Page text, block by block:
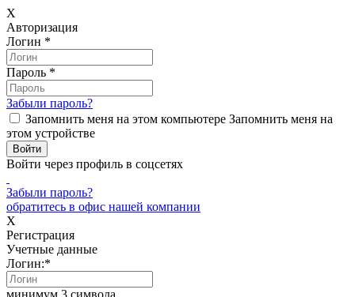
X
Авторизация
Логин *
Пароль *
Забыли пароль?
Запомнить меня на этом компьютере Запомнить меня на
этом устройстве
Войти через профиль в соцсетях
Забыли пароль?
обратитесь в офис нашей компании
X
Регистрация
Учетные данные
Логин:*
минимум 3 символа